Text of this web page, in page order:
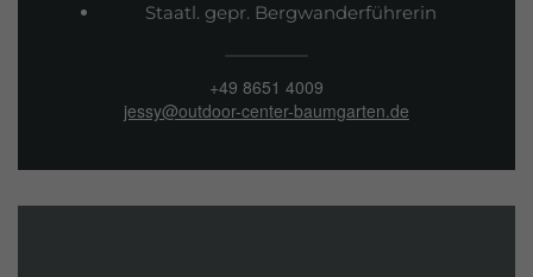
Staatl. gepr. Bergwanderführerin
+49 8651 4009
jessy@outdoor-center-baumgarten.de